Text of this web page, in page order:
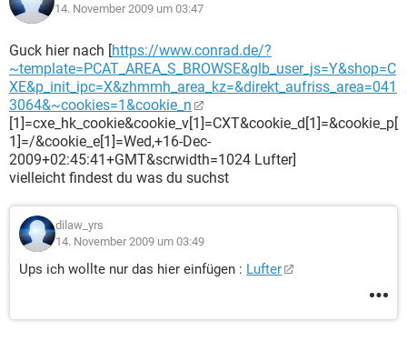
14. November 2009 um 03:47
Guck hier nach [https://www.conrad.de/?
~template=PCAT_AREA_S_BROWSE&glb_user_js=Y&shop=C
XE&p_init_ipc=X&zhmmh_area_kz=&direkt_aufriss_area=041
3064&~cookies=1&cookie_n
[1]=cxe_hk_cookie&cookie_v[1]=CXT&cookie_d[1]=&cookie_p[
1]=/&cookie_e[1]=Wed,+16-Dec-
2009+02:45:41+GMT&scrwidth=1024 Lufter]
vielleicht findest du was du suchst
dilaw_yrs
14. November 2009 um 03:49
Ups ich wollte nur das hier einfügen : Lufter